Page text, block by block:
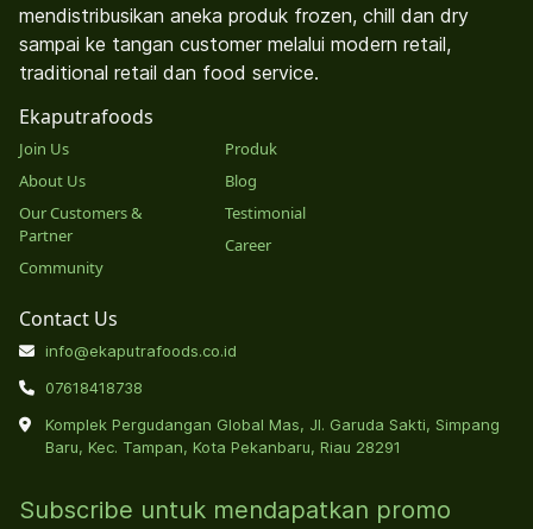
mendistribusikan aneka produk frozen, chill dan dry
sampai ke tangan customer melalui modern retail,
traditional retail dan food service.
Ekaputrafoods
Join Us
About Us
Our Customers &
Partner
Community
Produk
Blog
Testimonial
Career
Contact Us
info@ekaputrafoods.co.id
07618418738
Komplek Pergudangan Global Mas, Jl. Garuda Sakti, Simpang
Baru, Kec. Tampan, Kota Pekanbaru, Riau 28291
Subscribe untuk mendapatkan promo